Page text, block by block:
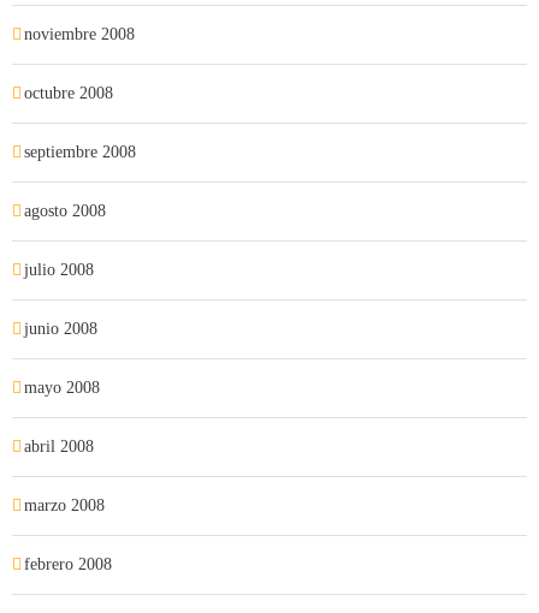
noviembre 2008
octubre 2008
septiembre 2008
agosto 2008
julio 2008
junio 2008
mayo 2008
abril 2008
marzo 2008
febrero 2008